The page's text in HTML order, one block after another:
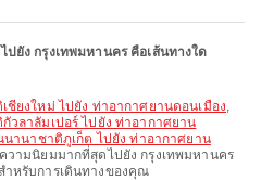
ยัง กรุงเทพมหานคร คือเส้นทางใด
ชียงใหม่ ไปยัง ท่าอากาศยานดอนเมือง,
วลาลัมเปอร์ ไปยัง ท่าอากาศยาน
านาชาติภูเก็ต ไปยัง ท่าอากาศยาน
วามนิยมมากที่สุดไปยัง กรุงเทพมหานคร
ำหรับการเดินทางของคุณ